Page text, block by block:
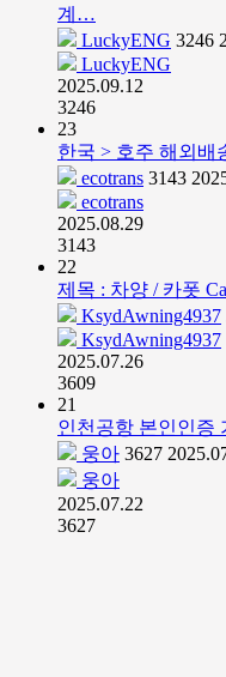
계…
LuckyENG 3246
LuckyENG
2025.09.12
3246
23
한국 > 호주 해외배
ecotrans 3143
ecotrans
2025.08.29
3143
22
제목 : 차양 / 카폿
KsydAwning4937
KsydAwning4937
2025.07.26
3609
21
인천공항 본인인증
웅아 3627
웅아
2025.07.22
3627